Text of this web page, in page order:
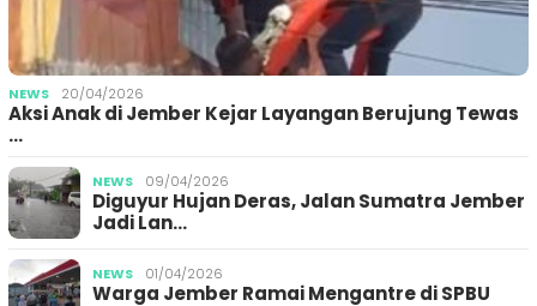
NEWS 20/04/2026
Aksi Anak di Jember Kejar Layangan Berujung Tewas
…
NEWS 09/04/2026
Diguyur Hujan Deras, Jalan Sumatra Jember
Jadi Lan…
NEWS 01/04/2026
Warga Jember Ramai Mengantre di SPBU